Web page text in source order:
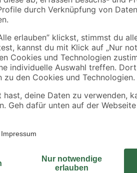
Schwere
von A nach B
des Gelenks kann
für empfindliche
die Rolle mit